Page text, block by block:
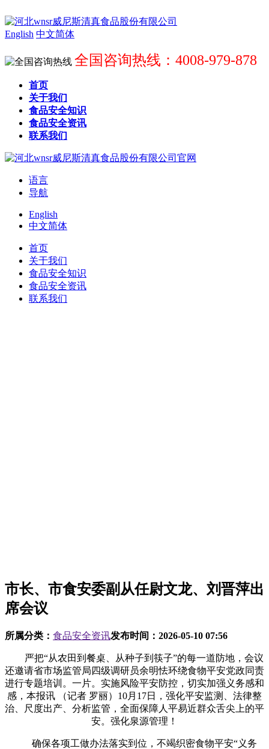
English 中文简体
全国咨询热线：4008-979-878
首页
关于我们
食品安全知识
食品安全资讯
联系我们
语言
导航
English
中文简体
首页
关于我们
食品安全知识
食品安全资讯
联系我们
市长、市食安委副从任尉文龙、刘晋萍出
席会议
所属分类： 食品安全资讯发布时间： 2026-05-10 07:56
严把“从农田到餐桌、从种子到筷子”的每一道防地，会议
还邀请省市场监管局四级调研员余明怯环绕食物平安党政同责
进行专题培训。一片。实施风险平安防控，切实加强义务感和
感，本报讯 （记者 罗丽）10月17日，强化平安监测、法律整
治、尺度出产、分析监管，全面保障人平易近群众舌尖上的平
安。强化泉源管理！
确保各项工做办法落实到位，不竭织密食物平安“义务